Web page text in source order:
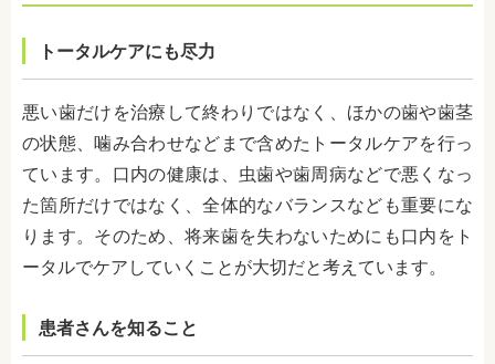
トータルケアにも尽力
悪い歯だけを治療して終わりではなく、ほかの歯や歯茎
の状態、噛み合わせなどまで含めたトータルケアを行っ
ています。口内の健康は、虫歯や歯周病などで悪くなっ
た箇所だけではなく、全体的なバランスなども重要にな
ります。そのため、将来歯を失わないためにも口内をト
ータルでケアしていくことが大切だと考えています。
患者さんを知ること